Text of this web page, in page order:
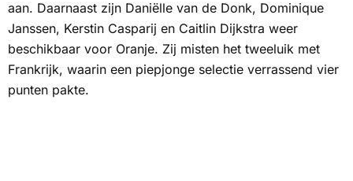
aan. Daarnaast zijn Daniëlle van de Donk, Dominique
Janssen, Kerstin Casparij en Caitlin Dijkstra weer
beschikbaar voor Oranje. Zij misten het tweeluik met
Frankrijk, waarin een piepjonge selectie verrassend vier
punten pakte.